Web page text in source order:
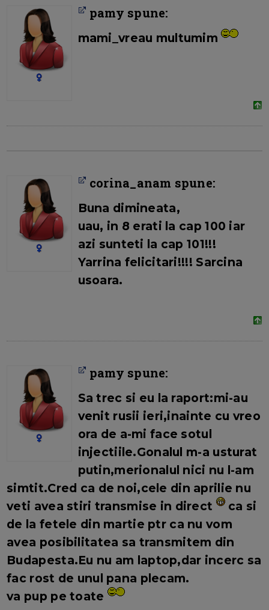
pamy spune:
mami_vreau multumim
corina_anam spune:
Buna dimineata,
uau, in 8 erati la cap 100 iar
azi sunteti la cap 101!!!
Yarrina felicitari!!!! Sarcina
usoara.
pamy spune:
Sa trec si eu la raport:mi-au
venit rusii ieri,inainte cu vreo
ora de a-mi face sotul
injectiile.Gonalul m-a usturat
putin,merionalul nici nu l-am
simtit.Cred ca de noi,cele din aprilie nu
veti avea stiri transmise in direct
ca si
de la fetele din martie ptr ca nu vom
avea posibilitatea sa transmitem din
Budapesta.Eu nu am laptop,dar incerc sa
fac rost de unul pana plecam.
va pup pe toate